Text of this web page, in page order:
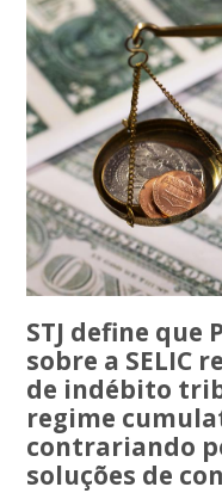
STJ define que
sobre a SELIC
de indébito
regime
contrariando
soluções de